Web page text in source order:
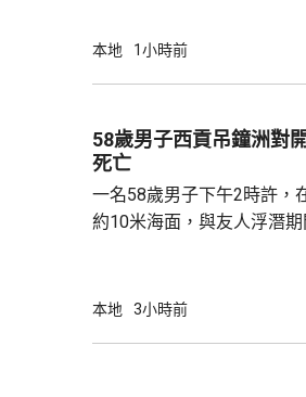
內的不明連結，以盗取市民
本地 1小時前
58歲男子西貢吊鐘洲對
死亡
一名58歲男子下午2時許，
約10米海面，與友人浮潛期
確定。
本地 3小時前